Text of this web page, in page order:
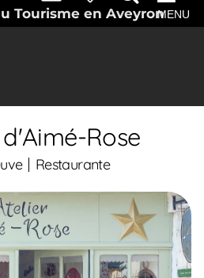
Tourisme en AveyronMENU
Rose
Restaurante